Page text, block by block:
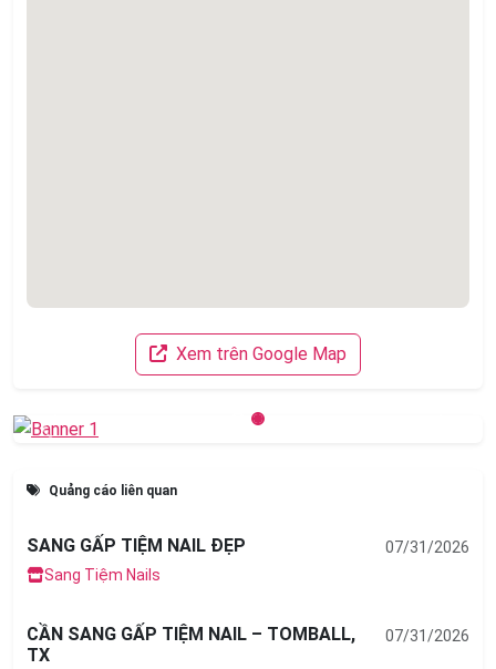
Xem trên Google Map
Previous
Quảng cáo liên quan
SANG GẤP TIỆM NAIL ĐẸP
Sang Tiệm Nails
07/31/2026
CẦN SANG GẤP TIỆM NAIL – TOMBALL,
TX
07/31/2026